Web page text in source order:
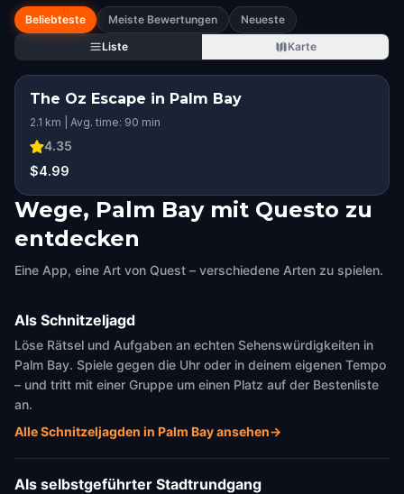
Beliebteste Meiste Bewertungen
Neueste
Liste
Karte
The Oz Escape in Palm Bay
2.1 km | Avg. time: 90 min
4.35
$4.99
Wege, Palm Bay mit Questo zu
entdecken
Eine App, eine Art von Quest – verschiedene Arten zu spielen.
Als Schnitzeljagd
Löse Rätsel und Aufgaben an echten Sehenswürdigkeiten in
Palm Bay. Spiele gegen die Uhr oder in deinem eigenen Tempo
– und tritt mit einer Gruppe um einen Platz auf der Bestenliste
an.
Alle Schnitzeljagden in Palm Bay ansehen→
Als selbstgeführter Stadtrundgang